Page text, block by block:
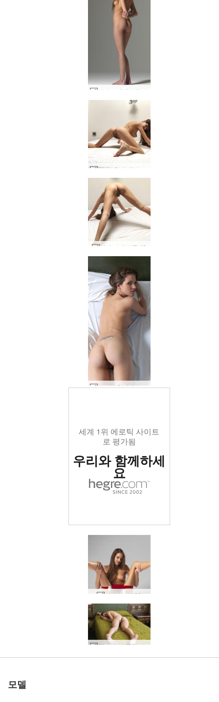
실비 자기 만족 #6
부시와 침대에 실비 #17
세계 1위 에로틱 사이트
로 평가됨
우리와 함께하세
요
실비 산타 #83
Silvie 덥수룩한 전망 #17실비 블랙 위도우 #83
En Silvie Stasha 워크숍 세션 #14
실비 블랙 위도우 #35
실비 자기 만족 #10
세계 1위 에로틱 사이트
로 평가됨
우리와 함께하세
요
실비 자기 만족 #53
부시와 침대에 실비 #1
Silvie 침대 세션 #21
실비 블랙 위도우 #55
실비 스킨 컬러 드레스 #69
Silvie 침대 세션 #1
세계 1위 에로틱 사이트
로 평가됨
우리와 함께하세
요
실비 블랙 위도우 #71
실비 블랙 위도우 #59
부시와 침대에 실비 #5
실비 카발리 소파 #62
덥수룩한 나날의 실비 #52
실비 부시 목욕 #37
세계 1위 에로틱 사이트
로 평가됨
우리와 함께하세
요
실비 소개 #39Silvie 덥수룩한 스튜디오 샷 #82
실비 계단쇼 #5
Silvie 침대 세션 #9
실비 부시 목욕 #36
실비 곡예사 #18부시와 침대에 실비 #25
실비 소개 #35덥수룩한 나날의 실비 #23
실비 카발리 소파 #30
세계 1위 에로틱 사이트
로 평가됨
우리와 함께하세
요
실비 계단쇼 #29실비 섹시 메이드 #89
실비 프라이빗 클래스 #40
실비 소개 #20
실비 부시 목욕 #12
실비 스킨 컬러 드레스 #97
세계 1위 에로틱 사이트
로 평가됨
우리와 함께하세
요
Silvie 덥수룩한 스튜디오 샷 #78
실비 묶여 #30침대에서 안나와 마자 #310
실비 소개 #52Silvie 침대 세션 #53
실비 섹시 메이드 #73
세계 1위 에로틱 사이트
로 평가됨
우리와 함께하세
요
실비 부시 목욕 #108
모델